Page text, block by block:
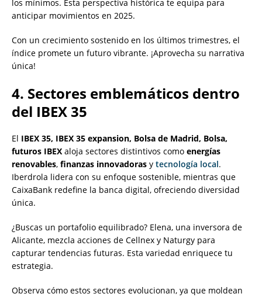
los mínimos. Esta perspectiva histórica te equipa para
anticipar movimientos en 2025.
Con un crecimiento sostenido en los últimos trimestres, el
índice promete un futuro vibrante. ¡Aprovecha su narrativa
única!
4. Sectores emblemáticos dentro
del IBEX 35
El IBEX 35, IBEX 35 expansion, Bolsa de Madrid, Bolsa,
futuros IBEX aloja sectores distintivos como energías
renovables, finanzas innovadoras y tecnología local.
Iberdrola lidera con su enfoque sostenible, mientras que
CaixaBank redefine la banca digital, ofreciendo diversidad
única.
¿Buscas un portafolio equilibrado? Elena, una inversora de
Alicante, mezcla acciones de Cellnex y Naturgy para
capturar tendencias futuras. Esta variedad enriquece tu
estrategia.
Observa cómo estos sectores evolucionan, ya que moldean